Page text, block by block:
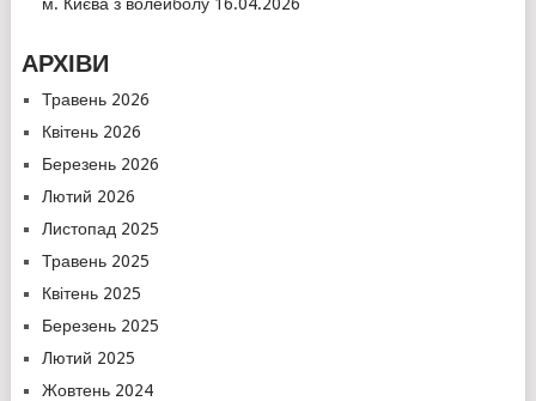
АРХІВИ
Травень 2026
Квітень 2026
Березень 2026
Лютий 2026
Листопад 2025
Травень 2025
Квітень 2025
Березень 2025
Лютий 2025
Жовтень 2024